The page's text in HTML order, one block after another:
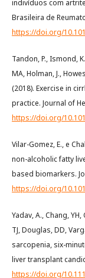
indivíduos com
Brasileira de
https://doi.org/
Tandon, P., Ismond,
MA, Holman, J.,
(2018). Exercise in
practice. Journal of
https://doi.org/
Vilar-Gomez, E., e
non-alcoholic fatty
based biomarkers.
https://doi.org/
Yadav, A., Chang, YH,
TJ, Douglas, DD,
sarcopenia, six-
liver transplant
https://doi.org/